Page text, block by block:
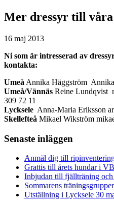
Mer dressyr till
16 maj 2013
Ni som är intresserad av
kontakta:
Umeå Annika Häggström
Umeå/Vännäs Reine Lundqvist
309 72 11
Lycksele Anna-Maria Eriksson
Skellefteå Mikael Wikström
Primärt
sidofält
Senaste inläggen
Anmäl dig till
Grattis till årets hundar i
Inbjudan till fjällträning
Sommarens träningsgrupper
Utställning i Lycksele 30